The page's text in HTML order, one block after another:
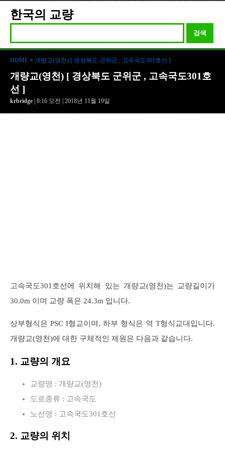
한국의 교량
검색
HOME > 개량교(영천) [ 경상북도 군위군 , 고속국도301호선 ]
개량교(영천) [ 경상북도 군위군 , 고속국도301호
선 ]
krbridge | 8:16 오전 | 2018년 11월 19일
고속국도301호선에 위치해 있는 개량교(영천)는 교량길이가
30.0m 이며 교량 폭은 24.3m 입니다.
상부형식은 PSC I형교이며, 하부 형식은 역 T형식교대입니다.
개량교(영천)에 대한 구체적인 제원은 다음과 같습니다.
1. 교량의 개요
교량명 : 개량교(영천)
도로종류 : 고속국도
노선명 : 고속국도301호선
2. 교량의 위치